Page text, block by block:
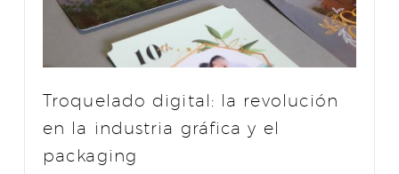
Troquelado digital: la revolución
en la industria gráfica y el
packaging